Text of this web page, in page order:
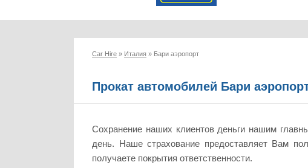
Car Hire » Италия » Бари аэропорт
Прокат автомобилей Бари
Сохранение наших клиентов деньги нашим
день. Наше страхование предоставляет Вам
получаете покрытия ответственности.